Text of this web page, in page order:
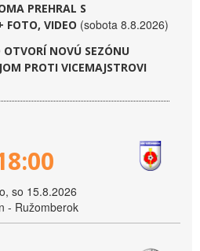
PREHRAL S
FOTO, VIDEO (sobota 8.8.2026)
OTVORÍ NOVÚ SEZÓNU
PROTI VICEMAJSTROVI
so 15.8.2026
- Ružomberok